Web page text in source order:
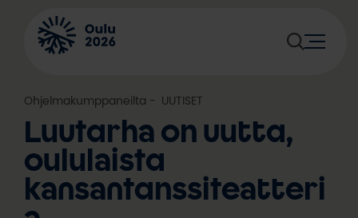
sisältöön
Ohjelmakumppaneilta UUTISET
Luutarha on uutta,
oululaista
kansantanssiteatteri